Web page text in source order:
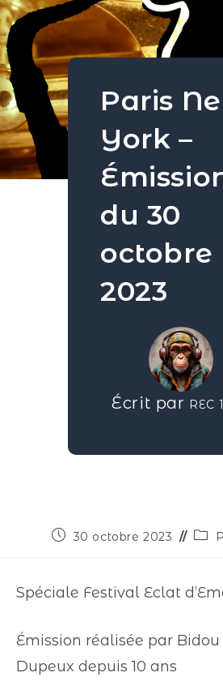
Paris
York –
du 30
octobre
2023
Écrit par REC
30 octobre 2023
Spéciale Festival Eclat
Émission réalisée par
Dupeux depuis 10 ans